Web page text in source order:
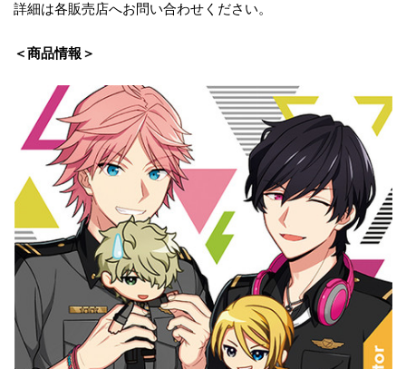
詳細は各販売店へお問い合わせください。
＜商品情報＞